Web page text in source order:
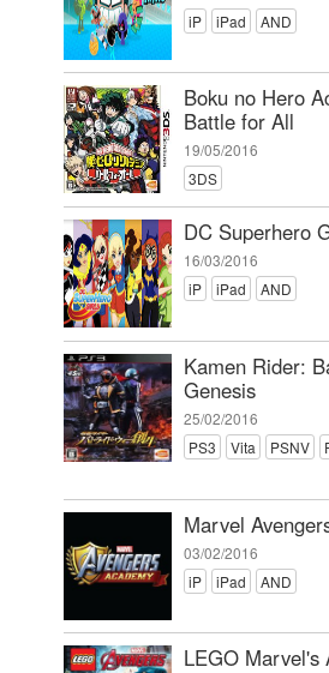
iP
iPad AND
Boku no Hero
Battle for All
19/05/2016
3DS
DC Superhero
16/03/2016
iP
iPad AND
Kamen Rider:
Genesis
25/02/2016
PS3
Vita PSNV
Marvel
03/02/2016
iP
iPad AND
LEGO Marvel's